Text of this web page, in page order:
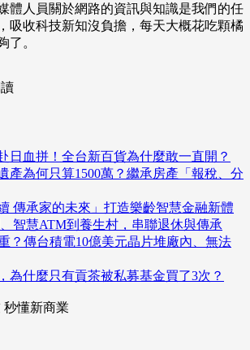
體人員關於網路的資訊與知識是我們的任
吸收科技新知沒負擔，每天大概花吃顆橘
了。
日血拼！全台新百貨為什麼敢一直開？
產為何只算1500萬？繼承房產「報稅、分
傳承家的未來」打造樂齡智慧金融新體
智慧ATM到養生村，串聯退休與傳承
？傳台積電10億美元晶片堆廠內、無法
為什麼只有貢茶被私募基金買了3次？
懂新商業